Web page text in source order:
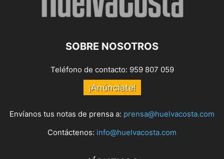
SOBRE NOSOTROS
Teléfono de contacto: 959 807 059
¡Anúnciate!
Envíanos tus notas de prensa a: prensa@huelvacosta.com
Contáctenos: info@huelvacosta.com